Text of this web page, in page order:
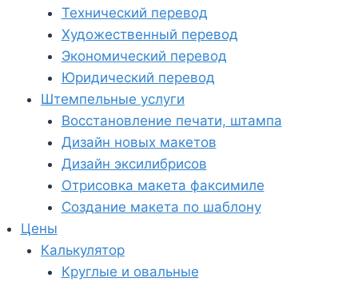
Технический перевод
Художественный перевод
Экономический перевод
Юридический перевод
Штемпельные услуги
Восстановление печати, штампа
Дизайн новых макетов
Дизайн эксилибрисов
Отрисовка макета факсимиле
Создание макета по шаблону
Цены
Калькулятор
Круглые и овальные